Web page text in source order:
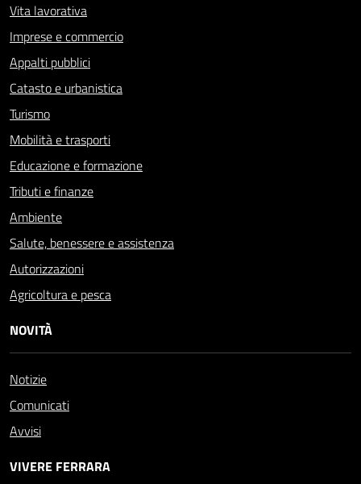
Vita lavorativa
Imprese e commercio
Appalti pubblici
Catasto e urbanistica
Turismo
Mobilità e trasporti
Educazione e formazione
Tributi e finanze
Ambiente
Salute, benessere e assistenza
Autorizzazioni
Agricoltura e pesca
NOVITÀ
Notizie
Comunicati
Avvisi
VIVERE FERRARA